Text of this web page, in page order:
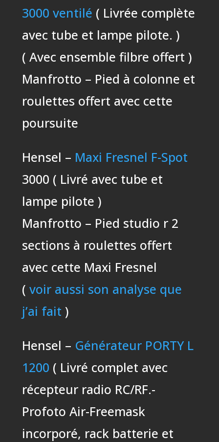
3000 ventilé ( Livrée complète
avec tube et lampe pilote. )
( Avec ensemble filbre offert )
Manfrotto – Pied à colonne et
roulettes offert avec cette
poursuite
Hensel – Maxi Fresnel F-Spot
3000 ( Livré avec tube et
lampe pilote )
Manfrotto – Pied studio r 2
sections à roulettes offert
avec cette Maxi Fresnel
( voir aussi son analyse que
j’ai fait )
Hensel – Générateur PORTY L
1200 ( Livré complet avec
récepteur radio RC/RF.-
Profoto Air-Freemask
incorporé, rack batterie et